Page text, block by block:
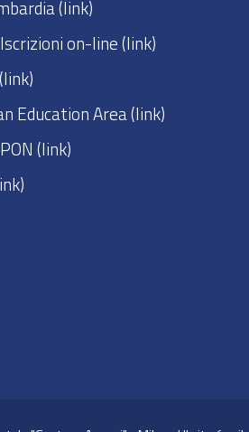
(link)
on-line(link)
(link)
Education Area(link)
(link)
)